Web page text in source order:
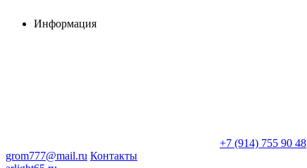
Информация
+7 (914) 755 90 48
grom777@mail.ru Контакты